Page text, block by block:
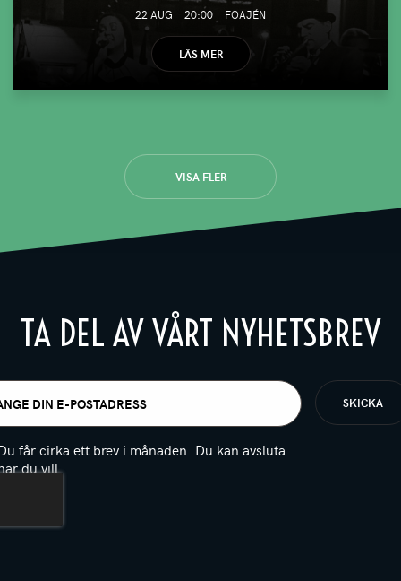
22 AUG 20:00 FOAJÉN
LÄS MER
VISA FLER
TA DEL AV VÅRT NYHETSBREV
får cirka ett brev i månaden. Du kan avsluta
du vill.